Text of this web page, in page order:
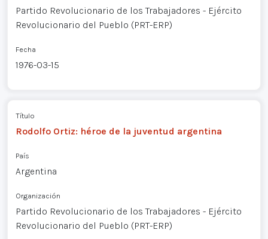
Partido Revolucionario de los Trabajadores - Ejército
Revolucionario del Pueblo (PRT-ERP)
Fecha
1976-03-15
Título
Rodolfo Ortiz: héroe de la juventud argentina
País
Argentina
Organización
Partido Revolucionario de los Trabajadores - Ejército
Revolucionario del Pueblo (PRT-ERP)